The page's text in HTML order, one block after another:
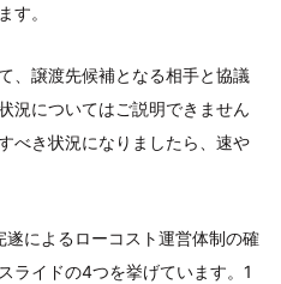
す。
、譲渡先候補となる相手と協議
況についてはご説明できません
べき状況になりましたら、速や
によるローコスト運営体制の確
ライドの4つを挙げています。1